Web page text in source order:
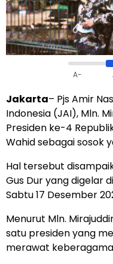
A-
Jakarta– Pjs Amir
Indonesia (JAI), Mln.
Presiden ke-4
Wahid sebagai sosok
Hal tersebut
Gus Dur yang digelar
Sabtu 17 Desember
Menurut Mln.
satu presiden yang
merawat